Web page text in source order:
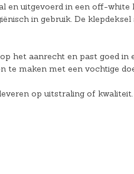
en uitgevoerd in een off-white
in gebruik. De klepdeksel
het aanrecht en past goed in
te maken met een vochtige
op uitstraling of kwaliteit.